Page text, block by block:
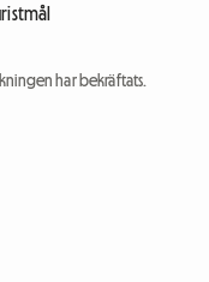
har bekräftats.